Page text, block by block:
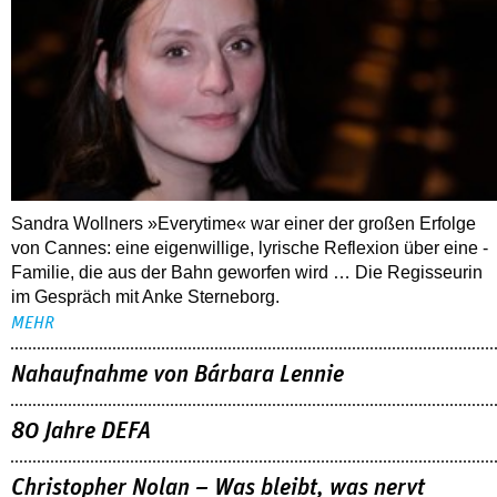
Sandra Wollners »Everytime« war einer der großen Erfolge
von Cannes: eine eigenwillige, lyrische Reflexion über eine ­
Familie, die aus der Bahn geworfen wird … Die Regisseurin
im Gespräch mit Anke Sterneborg.
MEHR
Nahaufnahme von Bárbara Lennie
80 Jahre DEFA
Christopher Nolan – Was bleibt, was nervt